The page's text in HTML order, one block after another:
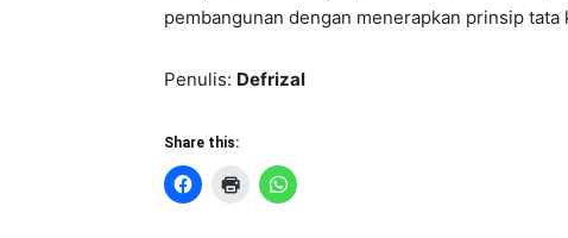
pembangunan dengan menerapkan prinsip
Penulis: Defrizal
Share this: